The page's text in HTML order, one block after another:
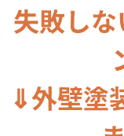
失敗し
⇓外壁塗